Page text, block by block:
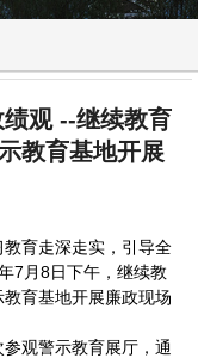
观 --继续教育
教育基地开展
育走深走实，引导全
7月8日下午，继续教
育基地开展廉政现场
观警示教育展厅，通